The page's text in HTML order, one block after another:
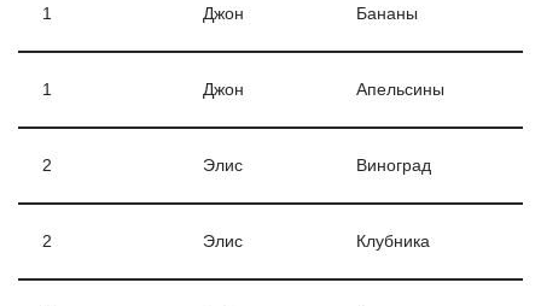
1 Джон Бананы
1 Джон Апельсины
2 Элис Виноград
2 Элис Клубника